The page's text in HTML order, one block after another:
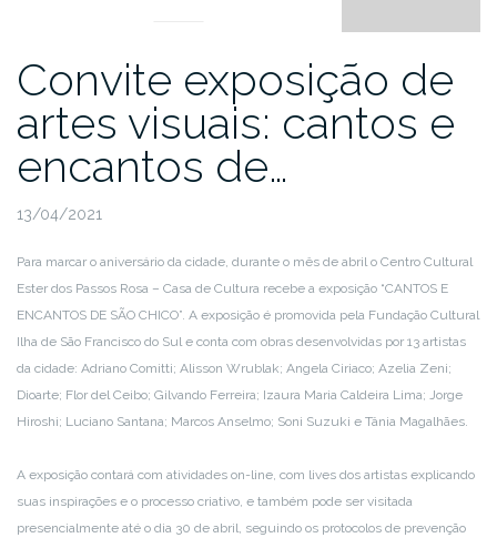
Convite exposição de
artes visuais: cantos e
encantos de…
13/04/2021
Para marcar o aniversário da cidade, durante o mês de abril o Centro Cultural
Ester dos Passos Rosa – Casa de Cultura recebe a exposição “CANTOS E
ENCANTOS DE SÃO CHICO”. A exposição é promovida pela Fundação Cultural
Ilha de São Francisco do Sul e conta com obras desenvolvidas por 13 artistas
da cidade: Adriano Comitti; Alisson Wrublak; Angela Ciriaco; Azelia Zeni;
Dioarte; Flor del Ceibo; Gilvando Ferreira; Izaura Maria Caldeira Lima; Jorge
Hiroshi; Luciano Santana; Marcos Anselmo; Soni Suzuki e Tânia Magalhães.
A exposição contará com atividades on-line, com lives dos artistas explicando
suas inspirações e o processo criativo, e também pode ser visitada
presencialmente até o dia 30 de abril, seguindo os protocolos de prevenção